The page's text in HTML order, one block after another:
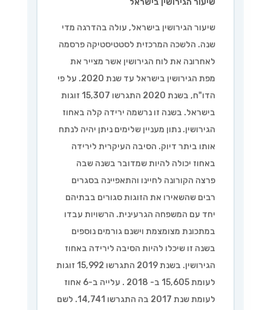
שיעור הגירושין בישראל, עולה בהדרגה מדי
שנה. הלשכה המרכזית לסטטיסטיקה פרסמה
לאחרונה את לוח הגירושין אשר מצייר את
מפת הגירושין בישראל עד שנת 2020. על פי
הדו"ח, בשנת 2020 התגרשו 15,307 זוגות
בישראל. בשנה זו נרשמה ירידה קלה באחוז
הגירושין. נתון מעניין שלימים ניתן יהיה לנתח
אותו ביתר דיוק. הסיבה העיקרית לירידה
באחוז יכולה להיות שמדובר בשנה שבה
פרצה הקורונה לחיינו והתאפיינה בסגרים
רבים שהשאירו את הזוגות סגורים בבתיהם
יחד עם המשפחה הגרעינית. הרשויות עבדו
במתכונת מצומצמת וישנם גורמים נוספים
בשנה זו שיכלו להיות הסיבה לירידה באחוז
הגירושין. בשנת 2019 התגרשו 15,992 זוגות
לעומת 15,605 ב- 2018 . עלייה ב-6 אחוז
לעומת שנת 2017 בה התגרשו 14,741. לשם